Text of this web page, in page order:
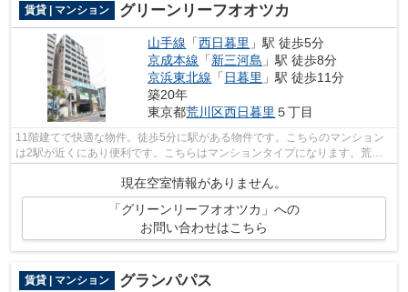
賃貸 | マンション グリーンリーフオオツカ
山手線 「西日暮里 」駅 徒歩5分
京成本線 「新三河島 」駅 徒歩8分
京浜東北線 「 日暮里 」駅 徒歩11分
築20年
東京都荒川区西日暮里 ５丁目
11階建てで快適な物件。徒歩5分に駅がある物件です。こちらのマンション
は2駅が近くにあり便利です。こちらはマンションタイプになります。荒川
区で新しい住環境をお探しなら、山手線...
現在空室情報がありません。
「グリーンリーフオオツカ」への
お問い合わせはこちら
賃貸 | マンション グランパパス